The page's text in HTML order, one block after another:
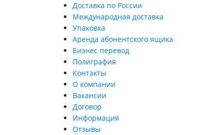
Доставка по России
Международная доставка
Упаковка
Аренда абонентского ящика
Бизнес перевод
Полиграфия
Контакты
О компании
Вакансии
Договор
Информация
Отзывы